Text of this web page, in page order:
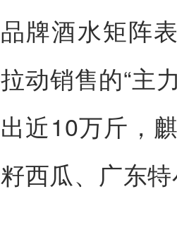
品牌酒水矩阵
拉动销售的“主
出近10万斤，
籽西瓜、广东特